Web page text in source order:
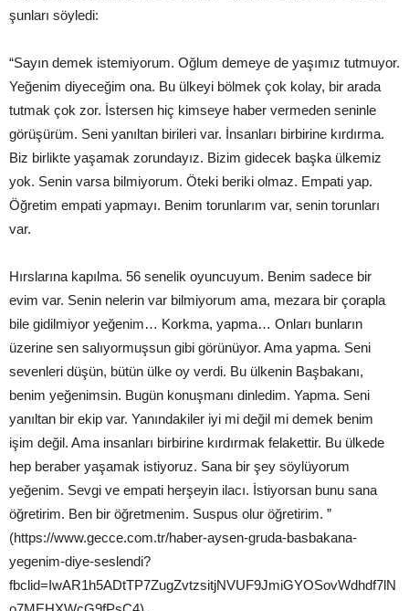
şunları söyledi:
“Sayın demek istemiyorum. Oğlum demeye de yaşımız tutmuyor.
Yeğenim diyeceğim ona. Bu ülkeyi bölmek çok kolay, bir arada
tutmak çok zor. İstersen hiç kimseye haber vermeden seninle
görüşürüm. Seni yanıltan birileri var. İnsanları birbirine kırdırma.
Biz birlikte yaşamak zorundayız. Bizim gidecek başka ülkemiz
yok. Senin varsa bilmiyorum. Öteki beriki olmaz. Empati yap.
Öğretim empati yapmayı. Benim torunlarım var, senin torunları
var.
Hırslarına kapılma. 56 senelik oyuncuyum. Benim sadece bir
evim var. Senin nelerin var bilmiyorum ama, mezara bir çorapla
bile gidilmiyor yeğenim… Korkma, yapma… Onları bunların
üzerine sen salıyormuşsun gibi görünüyor. Ama yapma. Seni
sevenleri düşün, bütün ülke oy verdi. Bu ülkenin Başbakanı,
benim yeğenimsin. Bugün konuşmanı dinledim. Yapma. Seni
yanıltan bir ekip var. Yanındakiler iyi mi değil mi demek benim
işim değil. Ama insanları birbirine kırdırmak felakettir. Bu ülkede
hep beraber yaşamak istiyoruz. Sana bir şey söylüyorum
yeğenim. Sevgi ve empati herşeyin ilacı. İstiyorsan bunu sana
öğretirim. Ben bir öğretmenim. Suspus olur öğretirim. ”
(https://www.gecce.com.tr/haber-aysen-gruda-basbakana-
yegenim-diye-seslendi?
fbclid=IwAR1h5ADtTP7ZugZvtzsitjNVUF9JmiGYOSovWdhdf7lN